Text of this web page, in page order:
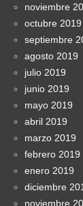
noviembre
octubre 2019
septiembre
agosto 2019
julio 2019
junio 2019
mayo 2019
abril 2019
marzo 2019
febrero 2019
enero 2019
diciembre
noviembre